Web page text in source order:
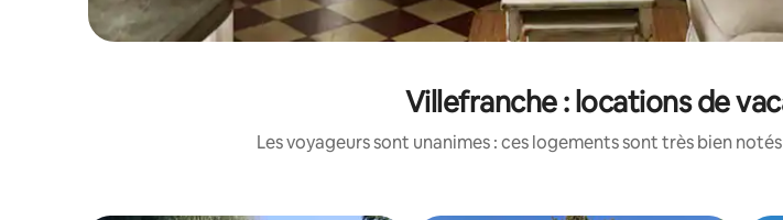
Villefranche : locations de
Les voyageurs sont unanimes : ces logements sont très bien